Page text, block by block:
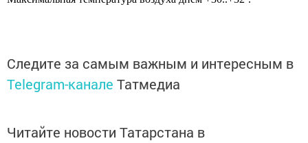
Следите за самым важным и интересным в
Telegram-канале Татмедиа
Читайте новости Татарстана в